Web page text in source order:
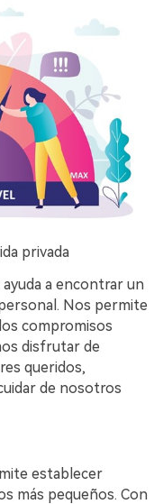
privada
a encontrar un
Nos permite
compromisos
disfrutar de
queridos,
de nosotros
establecer
más pequeños. Con